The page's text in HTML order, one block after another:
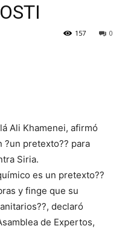
0
157
Ali Khamenei, afirmó
?un pretexto?? para
Siria.
es un pretexto??
y finge que su
declaró
de Expertos,